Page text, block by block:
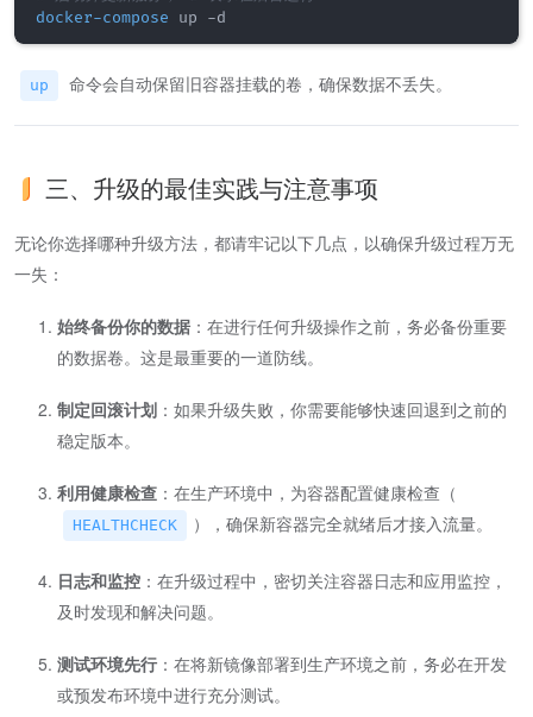
docker-compose
up 命令会自动保留旧容器挂载的卷，确保数据不丢失。
三、升级的最佳实践与注意事项
无论你选择哪种升级方法，都请牢记以下几点，以确保升级过程万无
一失：
始终备份你的数据 ：在进行任何升级操作之前，务必备份重要
的数据卷。这是最重要的一道防线。
制定回滚计划 ：如果升级失败，你需要能够快速回退到之前的
稳定版本。
利用健康检查 ：在生产环境中，为容器配置健康检查（
HEALTHCHECK ），确保新容器完全就绪后才接入流量。
日志和监控 ：在升级过程中，密切关注容器日志和应用监控，
及时发现和解决问题。
测试环境先行 ：在将新镜像部署到生产环境之前，务必在开发
或预发布环境中进行充分测试。